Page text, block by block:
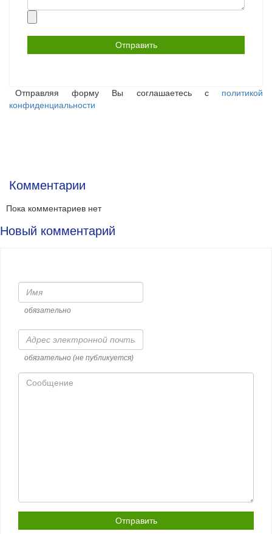
Отправляя форму Вы соглашаетесь с политикой
конфиденциальности
Комментарии
Пока комментариев нет
Новый комментарий
Имя
обязательно
Адрес
электронной
почты
обязательно (не публикуется)
Сообщение